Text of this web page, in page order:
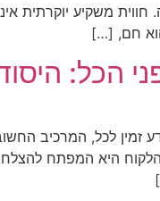
חווית משקיע
חם, […]
הכל:
זמין לכל, המרכיב
היא המפתח